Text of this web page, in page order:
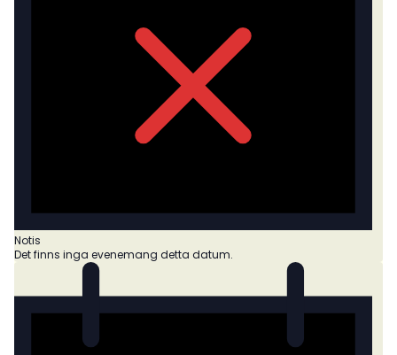
Notis
Det finns inga evenemang detta datum.